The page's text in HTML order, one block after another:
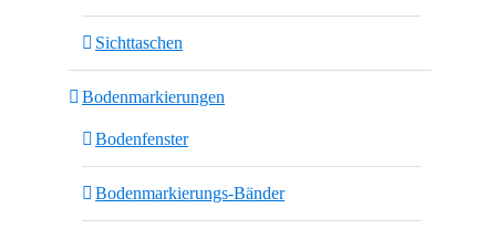
Sichttaschen
Bodenmarkierungen
Bodenfenster
Bodenmarkierungs-Bänder